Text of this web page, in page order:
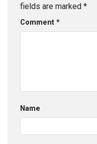
fields are marked *
Comment *
Name